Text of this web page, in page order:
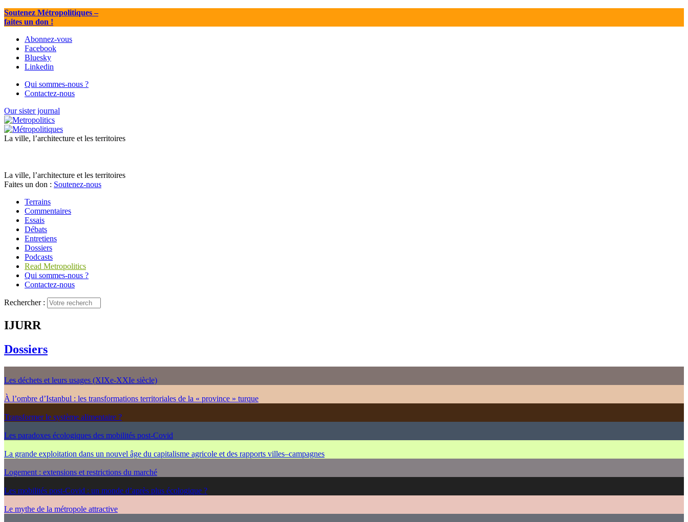
Soutenez Métropolitiques–
faites un don !
Abonnez-vous
Facebook
Bluesky
Linkedin
Qui sommes-nous ?
Contactez-nous
Our sister journal
La ville, l’architecture et les territoires
La ville, l’architecture et les territoires
Faites un don : Soutenez-nous
Terrains
Commentaires
Essais
Débats
Entretiens
Dossiers
Podcasts
Read Metropolitics
Qui sommes-nous ?
Contactez-nous
Rechercher :
IJURR
Dossiers
Les déchets et leurs usages (XIXe-XXIe siècle)
À l’ombre d’Istanbul : les transformations territoriales de la « province » turque
Transformer le système alimentaire ?
Les paradoxes écologiques des mobilités post-Covid
La grande exploitation dans un nouvel âge du capitalisme agricole et des rapports villes–campagnes
Logement : extensions et restrictions du marché
Les mobilités post-Covid : un monde d’après plus écologique ?
Le mythe de la métropole attractive